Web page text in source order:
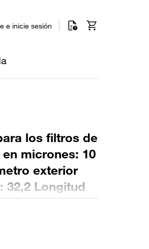
e inicie sesión
los filtros de
micrones: 10
exterior
32,2 Longitud
>2